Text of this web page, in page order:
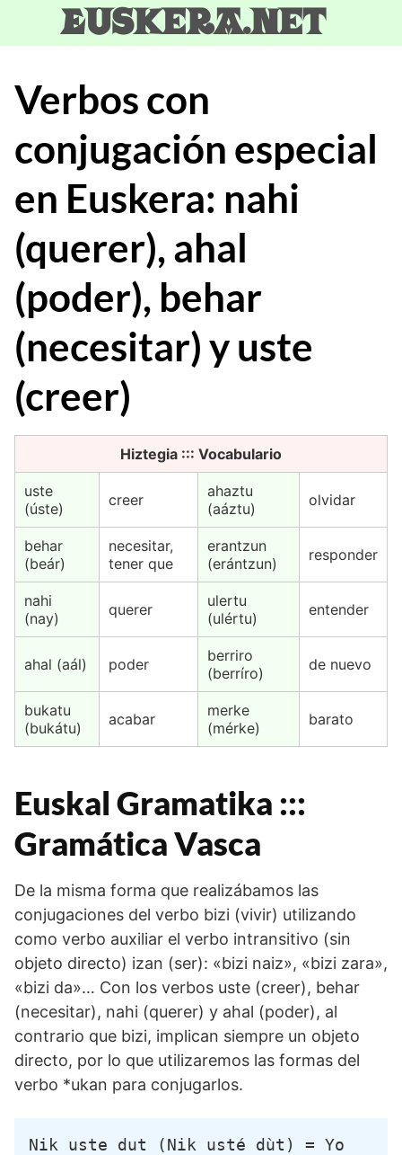
Euskera.net
Verbos con
conjugación especial
en Euskera: nahi
(querer), ahal
(poder), behar
(necesitar) y uste
(creer)
Hiztegia ::: Vocabulario
uste
(úste)
creer
ahaztu
(aáztu)
olvidar
behar
(beár)
necesitar,
tener que
erantzun
(erántzun)
responder
nahi
(nay)
querer
ulertu
(ulértu)
entender
ahal (aál) poder
berriro
(berríro)
de nuevo
bukatu
(bukátu)
acabar
merke
(mérke)
barato
Euskal Gramatika :::
Gramática Vasca
De la misma forma que realizábamos las
conjugaciones del verbo bizi (vivir) utilizando
como verbo auxiliar el verbo intransitivo (sin
objeto directo) izan (ser): «bizi naiz», «bizi zara»,
«bizi da»… Con los verbos uste (creer), behar
(necesitar), nahi (querer) y ahal (poder), al
contrario que bizi, implican siempre un objeto
directo, por lo que utilizaremos las formas del
verbo *ukan para conjugarlos.
Nik uste dut (Nik usté dùt) = Yo